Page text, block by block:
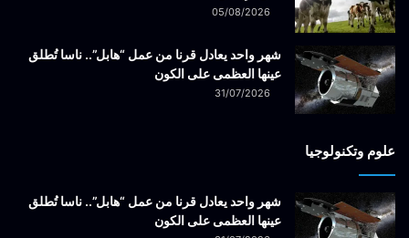
05/08/2026
شهر واحد يعادل قرنا من عمل “هابل”.. ناسا تُطلق
عينها العظمى على الكون
31/07/2026
علوم وتكنولوجيا
شهر واحد يعادل قرنا من عمل “هابل”.. ناسا تُطلق
عينها العظمى على الكون